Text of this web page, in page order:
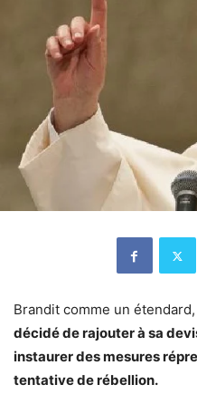
Brandit comme un étendard,
décidé de rajouter à sa
instaurer des mesures
tentative de rébellion.